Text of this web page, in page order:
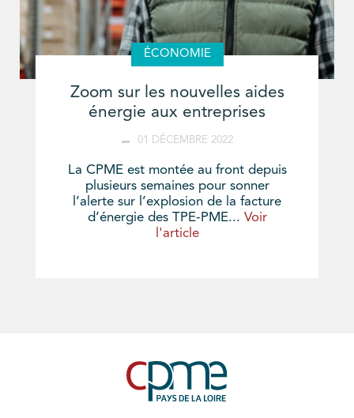
ÉCONOMIE
Zoom sur les nouvelles aides
énergie aux entreprises
01 DÉCEMBRE 2022
La CPME est montée au front depuis
plusieurs semaines pour sonner
l’alerte sur l’explosion de la facture
d’énergie des TPE-PME... Voir
l'article